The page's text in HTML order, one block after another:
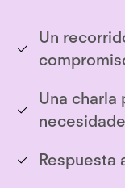
Un
Una charla
Respuesta